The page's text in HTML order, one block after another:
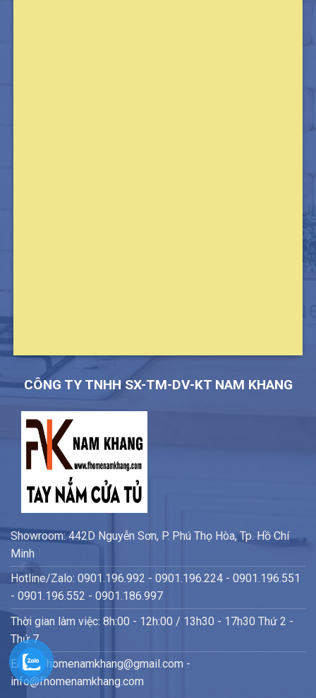
CÔNG TY TNHH SX-TM-DV-KT NAM KHANG
Showroom: 442D Nguyễn Sơn, P. Phú Thọ Hòa, Tp. Hồ Chí
Minh
Hotline/Zalo: 0901.196.992 - 0901.196.224 - 0901.196.551
- 0901.196.552 - 0901.186.997
Thời gian làm việc: 8h:00 - 12h:00 / 13h30 - 17h30 Thứ 2 -
Thứ 7
Email: fhomenamkhang@gmail.com -
info@fhomenamkhang.com